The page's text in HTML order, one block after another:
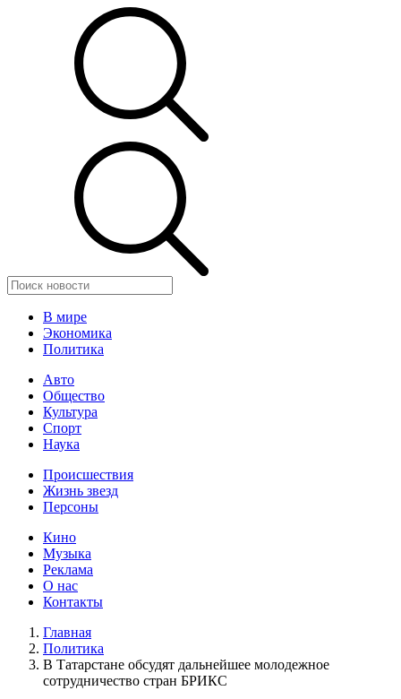
В мире
Экономика
Политика
Авто
Общество
Культура
Спорт
Наука
Происшествия
Жизнь звезд
Персоны
Кино
Музыка
Реклама
О нас
Контакты
Главная
Политика
В Татарстане обсудят дальнейшее молодежное
сотрудничество стран БРИКС